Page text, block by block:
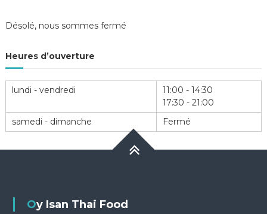
Désolé, nous sommes fermé
Heures d’ouverture
lundi - vendredi
11:00 - 14:30
17:30 - 21:00
samedi - dimanche
Fermé
Oy Isan Thai Food